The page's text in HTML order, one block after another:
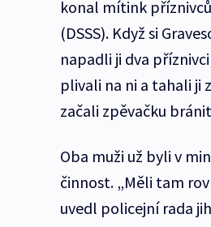
konal mítink
(DSSS). Když si
napadli ji dva
plivali na ni a tahali ji
začali zpěvačku
Oba muži už byli v
činnost. „Měli tam
uvedl policejní rada